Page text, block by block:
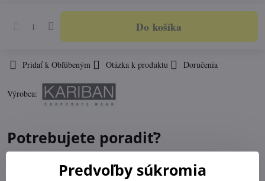
Do košíka
Pridať k Obľúbeným Otázka k produktu Doručenia
Výrobca:
Potrebujete poradiť?
0903547859
Po-Pia 07:30-16:00
Predvoľby súkromia